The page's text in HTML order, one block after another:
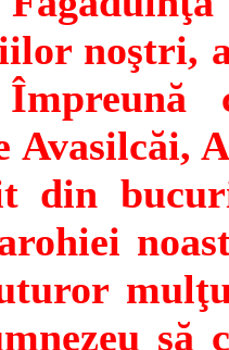
noştri,
Avasilcăi,
din
să